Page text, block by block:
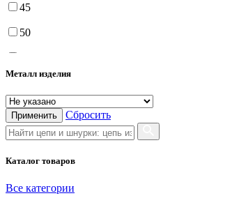
45
50
65
70
75
Металл изделия
Применить Сбросить
Каталог товаров
Все категории